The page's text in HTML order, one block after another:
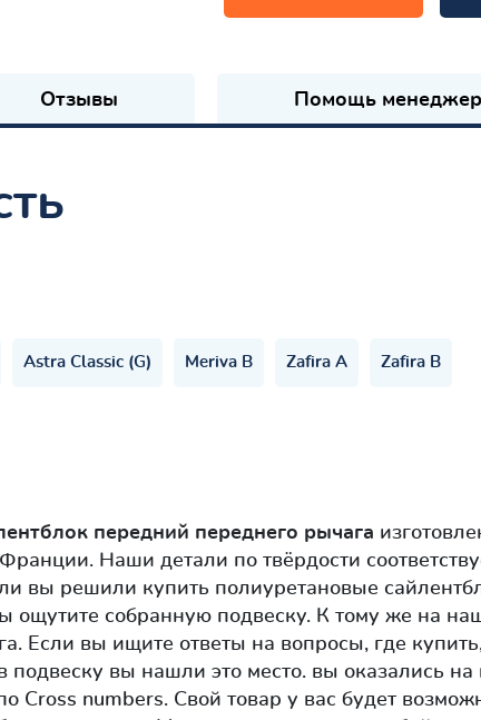
Отзывы Помощь
Astra Classic (G) Meriva B Zafira A Zafira B
передний переднего рычага
Наши детали по твёрдости
вы решили купить полиуретановые
ощутите собранную подвеску. К тому же на
Если вы ищите ответы на вопросы, где
подвеску вы нашли это место. вы оказались
Cross numbers. Свой товар у вас будет